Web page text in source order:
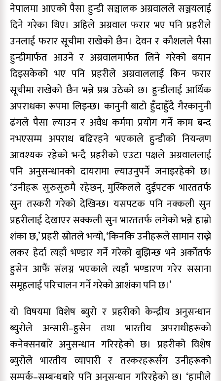
नेपालमा आएको पैसा हुन्डी सञ्चालक अग्रवालले सञ्जयलाई
दिने गरेका थिए। अहिले अग्रवाल फरार भए पनि प्रहरीले
उनलाई फरार सूचीमा राखेको छैन। देवन र कौशलले पैसा
हुन्डीमार्फत आउने र अग्रवालमार्फत लिने गरेको बयान
दिइसकेको भए पनि प्रहरीले अग्रवाललाई किन फरार
सूचीमा राखेको छैन भन्ने प्रश्न उठेको छ। हुन्डीलाई आर्थिक
अपराधका रूपमा लिइन्छ। कानुनी बाटो हुँदाहुँदै गैरकानुनी
ढंगले पैसा ल्याउन र अवैध कर्ममा प्रयोग गर्ने काम बन्द
नभएसम्म अपराध बढिरहने भएकाले हुन्डीको नियन्त्रण
आवश्यक रहेको भन्दै प्रहरीको एउटा पक्षले अग्रवाललाई
पनि अनुसन्धानको दायरामा ल्याउनुपर्ने जनाइरहेको छ।
‘उनीहरू सुरुसुरुमै रहेछन्, मुस्किलले दुईपटक भारततर्फ
सुन तस्करी गरेको देखिन्छ। यसपटक पनि नक्कली सुन
प्रहरीलाई देखाएर सक्कली सुन भारततर्फ लगेको भन्ने हाम्रो
शंका छ,’ प्रहरी स्रोतले भन्यो, ‘किनकि उनीहरूले सामान राख्ने
लकर हेर्दा त्यहाँ भण्डार गर्ने गरेको बुझिन्छ भने अर्कोतर्फ
हुसेन आफैं संलग्न भएकाले त्यहाँ भण्डारण गरेर ससाना
समूहलाई परिचालन गर्ने गरेको आशंका पनि छ।’
यो विषयमा विशेष ब्युरो र प्रहरीको केन्द्रीय अनुसन्धान
ब्युरोले अन्सारी–हुसेन तथा भारतीय अपराधीहरूको
कनेक्सनबारे अनुसन्धान गरिरहेको छ। प्रहरीको विशेष
ब्युरोले भारतीय व्यापारी र तस्करहरूसँग उनीहरूको
सम्पर्क–सम्बन्धबारे पनि अनुसन्धान गरिरहेको छ। ‘हामीले